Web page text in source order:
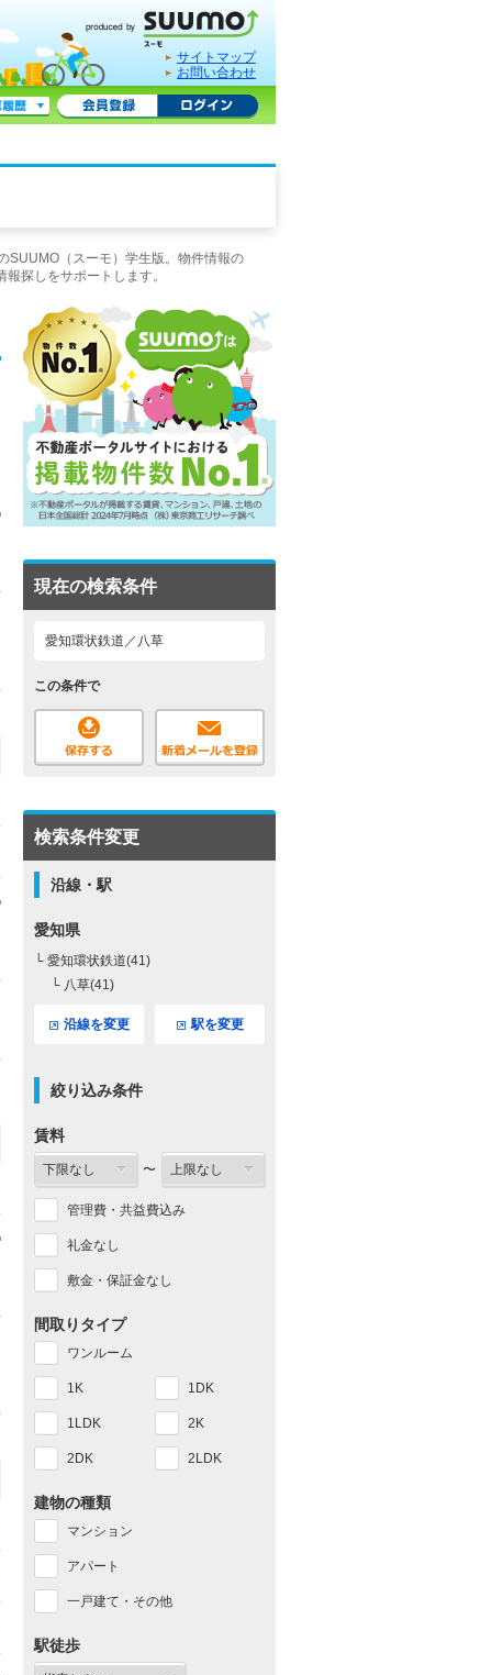
サイトマップ
お問い合わせ
SUUMO（スーモ）学生版。物件情報の
探しをサポートします。
現在の検索条件
愛知環状鉄道／八草
この条件で
検索条件変更
沿線・駅
愛知県
└ 愛知環状鉄道(41)
└ 八草(41)
沿線を変更 駅を変更
絞り込み条件
賃料
〜
管理費・共益費込み
礼金なし
敷金・保証金なし
間取りタイプ
ワンルーム
1K 1DK
1LDK 2K
2DK 2LDK
建物の種類
マンション
アパート
一戸建て・その他
駅徒歩